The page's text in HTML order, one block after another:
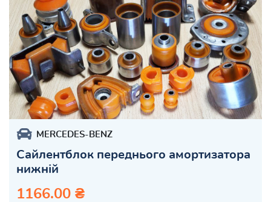
MERCEDES-BENZ
Сайлентблок переднього амортизатора
нижній
1166.00 ₴